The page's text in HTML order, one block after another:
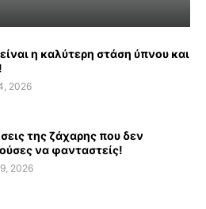
η καλύτερη στάση ύπνου και
2026
της ζάχαρης που δεν
να φανταστείς!
2026